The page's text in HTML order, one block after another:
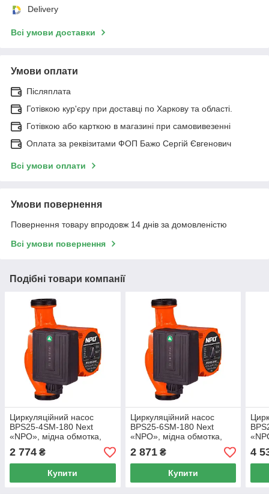
Delivery
Всі умови доставки
Умови оплати
Післяплата
Готівкою кур'єру при доставці по Харкову та області.
Готівкою або карткою в магазині при самовивезенні
Оплата за реквізитами ФОП Бажо Сергій Євгенович
Всі умови оплати
Умови повернення
Повернення товару впродовж 14 днів за домовленістю
Всі умови повернення
Подібні товари компанії
Циркуляційний насос
BPS25-4SM-180 Next
«NPO», мідна обмотка,
комплект гайок
2 774 ₴
Купити
Циркуляційний насос
BPS25-6SM-180 Next
«NPO», мідна обмотка,
комплект гайок
2 871₴
Купити
4